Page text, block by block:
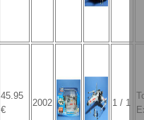
45.95
€
2002 1 / 1